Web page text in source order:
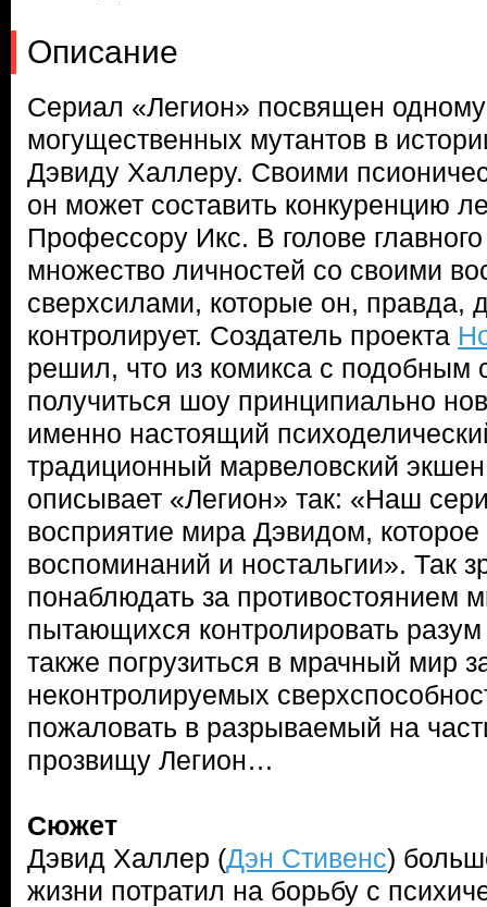
Описание
Сериал «Легион» посвящен
могущественных мутантов в
Дэвиду Халлеру. Своими
он может составить конкуренцию
Профессору Икс. В голове
множество личностей со своими
сверхсилами, которые он, правда,
контролирует. Создатель проекта
решил, что из комикса с подобным
получиться шоу принципиально
именно настоящий
традиционный марвеловский
описывает «Легион» так: «Наш
восприятие мира Дэвидом, которое
воспоминаний и ностальгии». Так
понаблюдать за противостоянием
пытающихся контролировать
также погрузиться в мрачный мир
неконтролируемых
пожаловать в разрываемый на
прозвищу Легион…
Сюжет
Дэвид Халлер (Дэн Стивенс)
жизни потратил на борьбу с